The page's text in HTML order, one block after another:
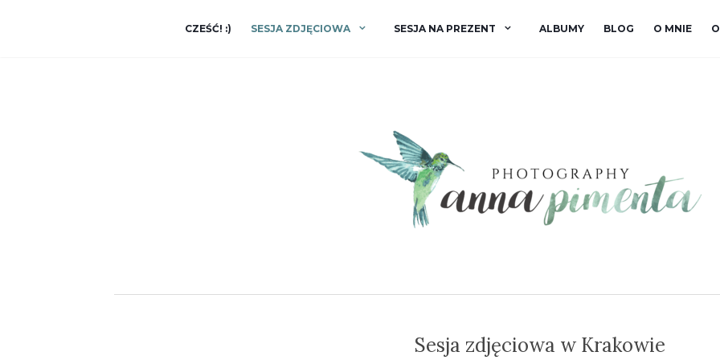
CZEŚĆ! :) SESJA ZDJĘCIOWA SESJA NA PREZENT ALBUMY BLOG O MNIE
Sesja zdjęciowa w Krakowie